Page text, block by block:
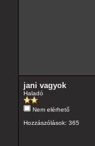
jani vagyok
Haladó
Nem elérhető
Hozzászólások: 365